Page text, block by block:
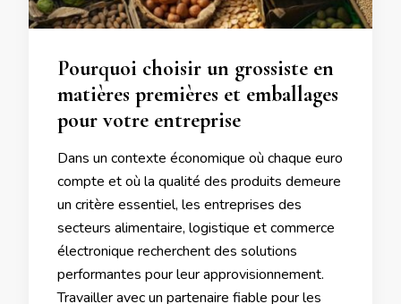
Pourquoi choisir un grossiste en
matières premières et emballages
pour votre entreprise
Dans un contexte économique où chaque euro
compte et où la qualité des produits demeure
un critère essentiel, les entreprises des
secteurs alimentaire, logistique et commerce
électronique recherchent des solutions
performantes pour leur approvisionnement.
Travailler avec un partenaire fiable pour les